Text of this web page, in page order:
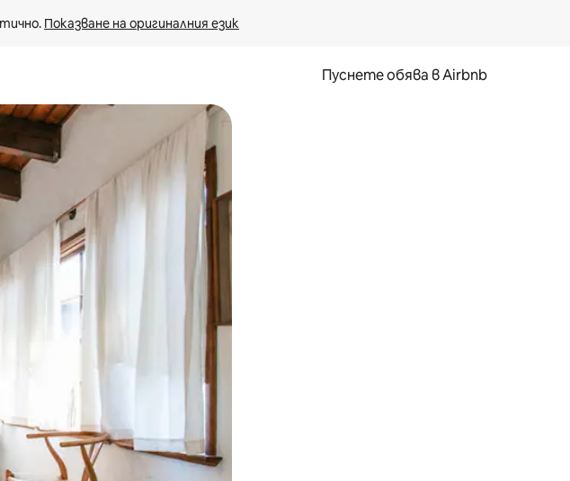
Показване на оригиналния език
Пуснете обява в Airbnb
или навигирайте с докосване или плъзгане.